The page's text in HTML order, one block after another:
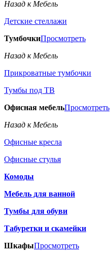
Назад к Мебель
Детские стеллажи
ТумбочкиПросмотреть
Назад к Мебель
Прикроватные тумбочки
Тумбы под ТВ
Офисная мебельПросмотреть
Назад к Мебель
Офисные кресла
Офисные стулья
Комоды
Мебель для ванной
Тумбы для обуви
Табуретки и скамейки
ШкафыПросмотреть